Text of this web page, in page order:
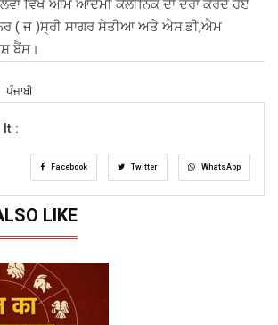
ਵਿਖੇ ਆਮ ਆਦਮੀ ਕਲੀਨਿਕ ਦਾ ਦੌਰਾ ਕਰਦੇ ਹੋਏ
( ਜ )ਸ੍ਰੀ ਸਾਗਰ ਸੇਤੀਆ ਅਤੇ ਐਸ.ਡੀ,ਐਮ
ਬੈਂਸ।
ਪੰਜਾਬੀ
It :
Facebook Twitter WhatsApp
LIKE